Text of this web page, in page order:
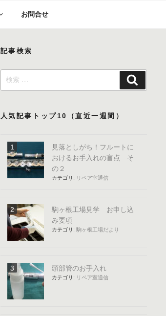
お問合せ
記事検索
検
索:
索
人気記事トップ10（直近一週間）
見落としがち！フルートに
おけるお手入れの盲点 そ
の２
カテゴリ: リペア室通信
駒ヶ根工場見学 お申し込
み要項
カテゴリ: 駒ヶ根工場だより
頭部管のお手入れ
カテゴリ: リペア室通信